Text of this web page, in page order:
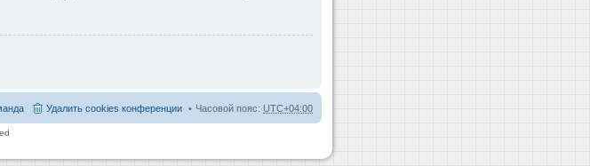
Часовой пояс: UTC+04:00
Удалить cookies конференции